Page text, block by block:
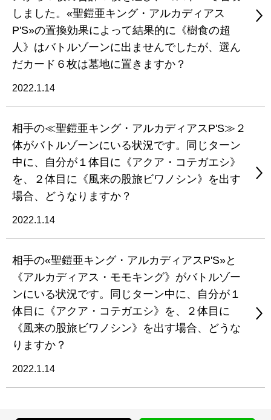
しました。«聖鎧亜キング・アルカディアス
P'S»の置換効果によって結果的に《樹食の超
人》はバトルゾーンに出ませんでしたが、選ん
だカード６枚は墓地に置きますか？
2022.1.14
相手の≪聖鎧亜キング・アルカディアスP'S≫２
体がバトルゾーンにいる状況です。同じターン
中に、自分が１体目に《アクア・コテガエシ》
を、２体目に《風来の股旅ビワノシン》を出す
場合、どうなりますか？
2022.1.14
相手の«聖鎧亜キング・アルカディアスP'S»と
《アルカディアス・モモキング》がバトルゾー
ンにいる状況です。同じターン中に、自分が１
体目に《アクア・コテガエシ》を、２体目に
《風来の股旅ビワノシン》を出す場合、どうな
りますか？
2022.1.14